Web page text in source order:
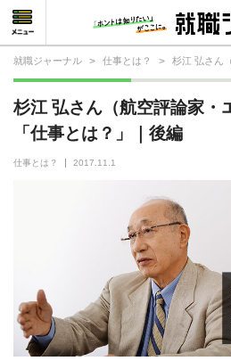
就職ジャーナル > 仕事とは？ > 杉江 弘さん
杉江 弘さん（航空評論家・
「仕事とは？」｜後編
仕事とは？ 2017.11.1
就活相談
就活ノウハウ
仕事の選び方・ヒント